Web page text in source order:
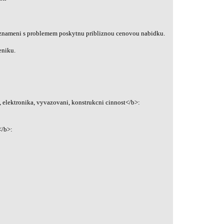
s problemem poskytnu pribliznou cenovou nabidku.
elektronika, vyvazovani, konstrukcni cinnost</b>:
b>: